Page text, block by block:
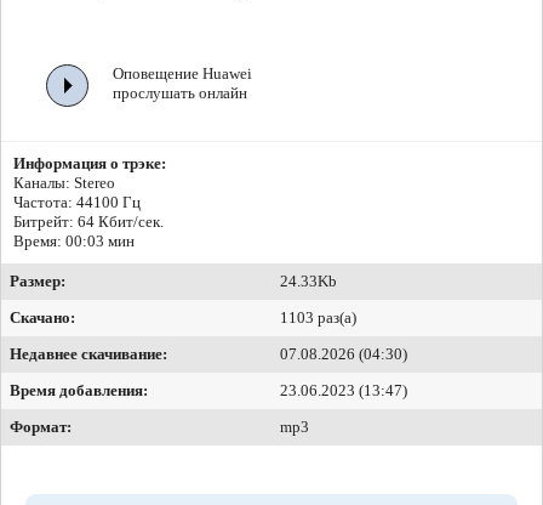
Оповещение Huawei
прослушать онлайн
Информация о трэке:
Каналы: Stereo
Частота: 44100 Гц
Битрейт: 64 Кбит/сек.
Время: 00:03 мин
Размер:
24.33Kb
Скачано:
1103 раз(а)
Недавнее скачивание:
07.08.2026 (04:30)
Время добавления:
23.06.2023 (13:47)
Формат:
mp3